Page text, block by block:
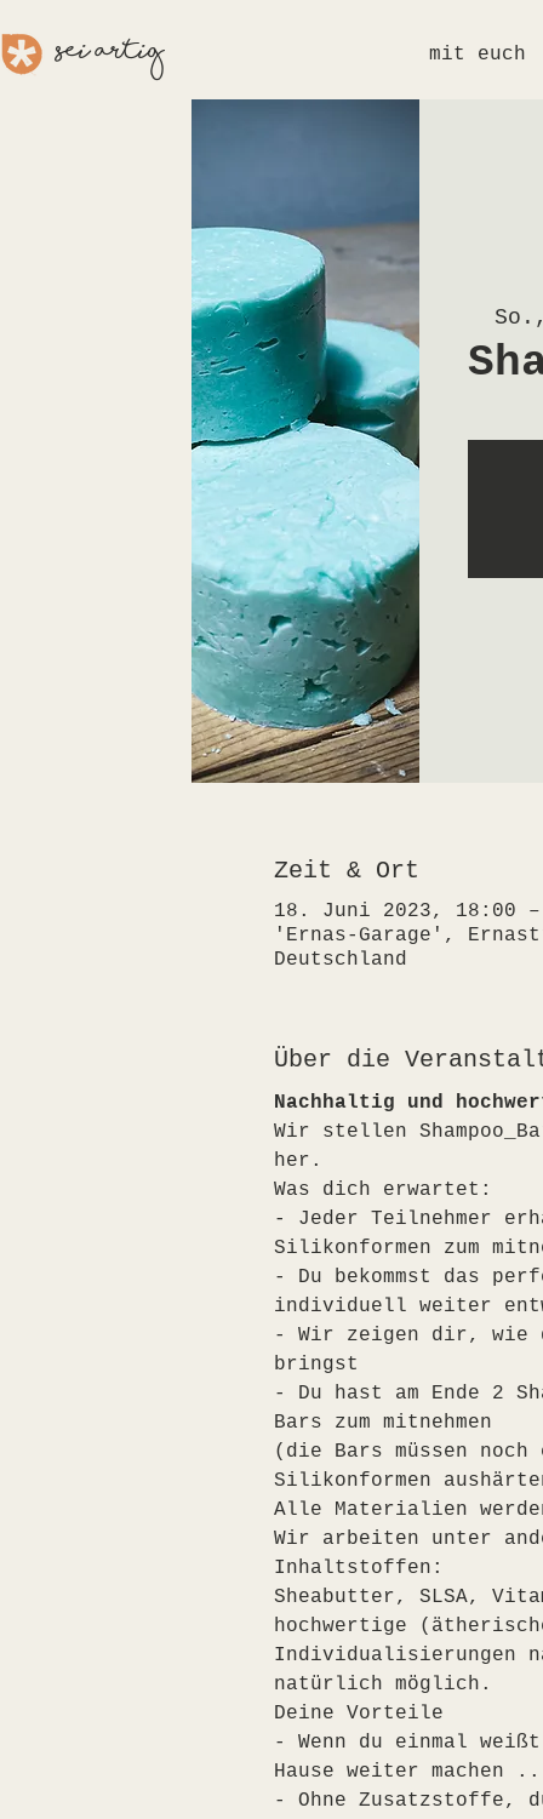
mit euch
sei aRTig
Zeit & Ort
18. Juni 2023, 18:00
'Ernas-Garage',
Deutschland
Über die
Nachhaltig und
Wir stellen
her.
Was dich erwartet:
- Jeder Teilnehmer
Silikonformen zum
- Du bekommst das
individuell weiter
- Wir zeigen dir, wie
bringst
- Du hast am Ende 2
Bars zum mitnehmen
(die Bars müssen
Silikonformen
Alle Materialien
Wir arbeiten unter
Inhaltstoffen:
Sheabutter, SLSA,
hochwertige
Individualisierungen
natürlich möglich.
Deine Vorteile
- Wenn du einmal
Hause weiter machen
- Ohne Zusatzstoffe,